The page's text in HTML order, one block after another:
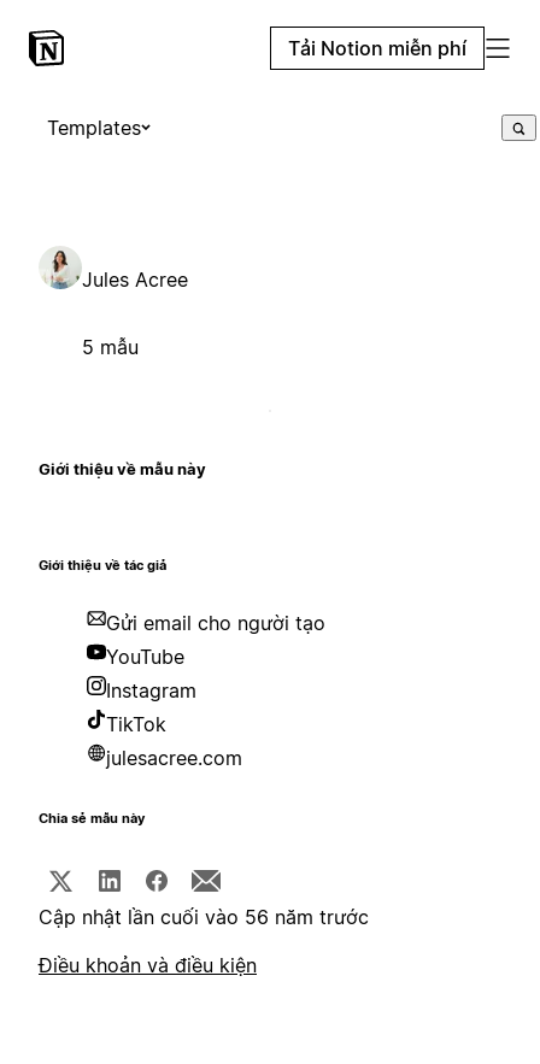
Tải Notion miễn phí
Templates
Jules Acree
5 mẫu
Giới thiệu về mẫu này
Giới thiệu về tác giả
Gửi email cho người tạo
YouTube
Instagram
TikTok
julesacree.com
Chia sẻ mẫu này
Cập nhật lần cuối vào 56 năm trước
Điều khoản và điều kiện